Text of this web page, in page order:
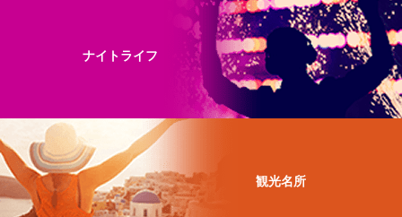
ナイトライフ
観光名所